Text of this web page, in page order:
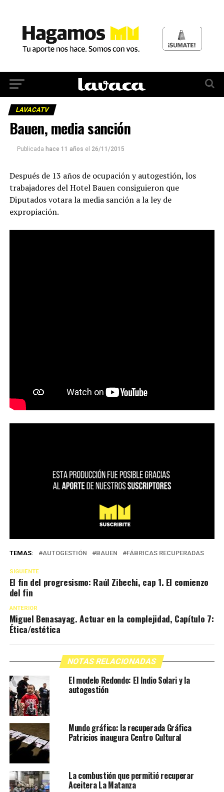
LAVACATV
Bauen, media sanción
Publicada hace 11 años el 26/11/2015
Después de 13 años de ocupación y autogestión, los
trabajadores del Hotel Bauen consiguieron que
Diputados votara la media sanción a la ley de
expropiación.
TEMAS: AUTOGESTIÓN BAUEN FÁBRICAS RECUPERADAS
SIGUIENTE
El fin del progresismo: Raúl Zibechi, cap 1. El comienzo
del fin
ANTERIOR
Miguel Benasayag. Actuar en la complejidad, Capítulo 7:
Ética/estética
NOTAS RELACIONADAS
El modelo Redondo: El Indio Solari y la
autogestión
Mundo gráfico: la recuperada Gráfica
Patricios inaugura Centro Cultural
La combustión que permitió recuperar
Aceitera La Matanza